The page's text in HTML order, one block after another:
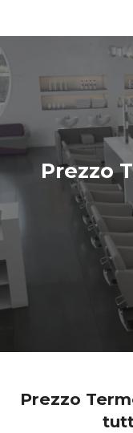
Prezzo
Prezzo